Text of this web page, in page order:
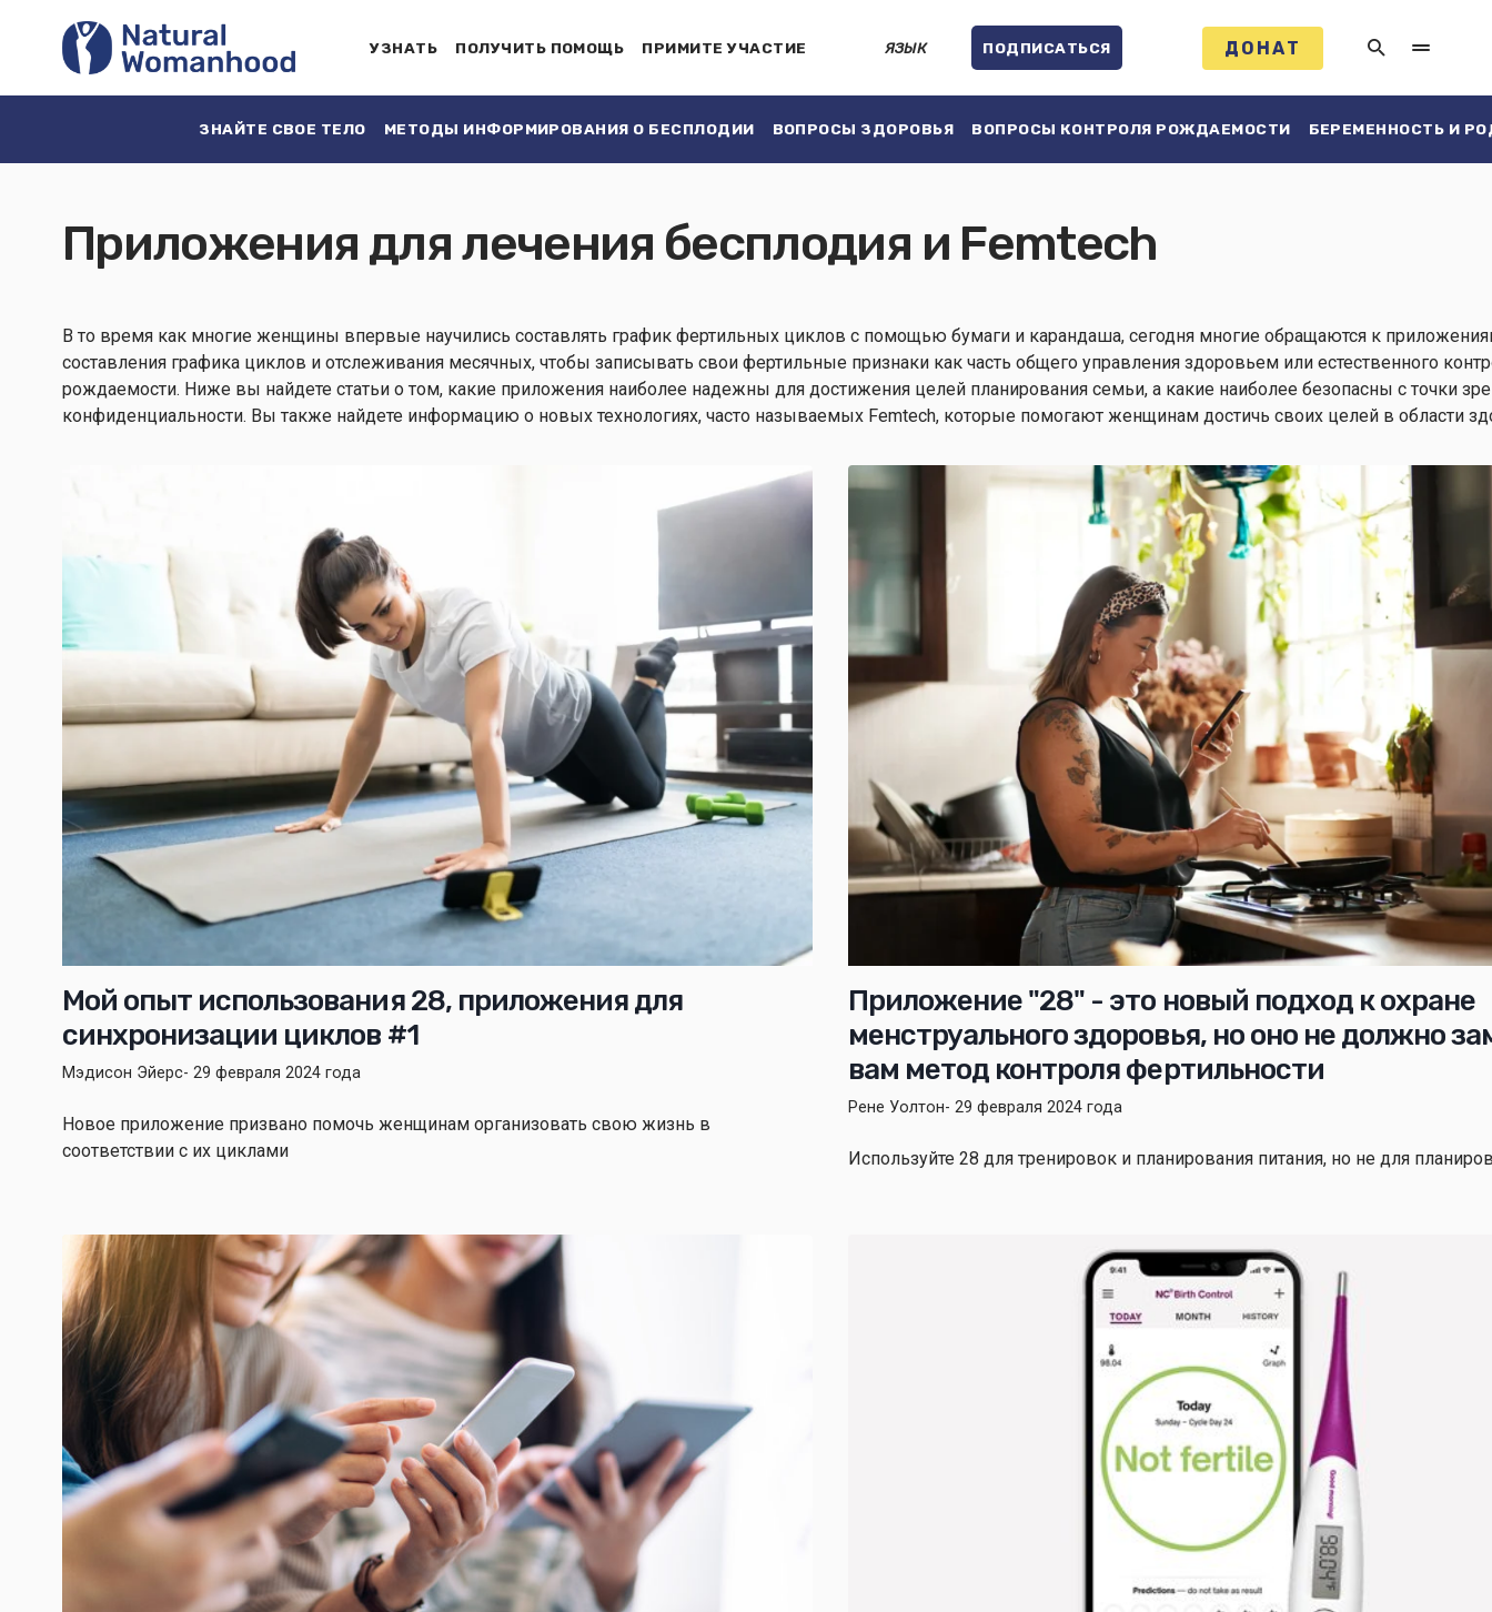
УЗНАТЬ ПОЛУЧИТЬ ПОМОЩЬ ПРИМИТЕ УЧАСТИЕ ЯЗЫК ПОДПИСАТЬСЯ ДОНАТ
ЗНАЙТЕ СВОЕ ТЕЛО МЕТОДЫ ИНФОРМИРОВАНИЯ О БЕСПЛОДИИ ВОПРОСЫ ЗДОРОВЬЯ ВОПРОСЫ КОНТРОЛЯ РОЖДАЕМОСТИ БЕРЕМЕННОСТЬ И
Приложения для лечения бесплодия и Femtech
В то время как многие женщины впервые научились составлять график фертильных циклов с помощью бумаги и карандаша, сегодня многие обращаются к
составления графика циклов и отслеживания месячных, чтобы записывать свои фертильные признаки как часть общего управления здоровьем или естественного
рождаемости. Ниже вы найдете статьи о том, какие приложения наиболее надежны для достижения целей планирования семьи, а какие наиболее безопасны с точки
конфиденциальности. Вы также найдете информацию о новых технологиях, часто называемых Femtech, которые помогают женщинам достичь своих целей в области
Мой опыт использования 28, приложения для
синхронизации циклов #1
Мэдисон Эйерс- 29 февраля 2024 года
Новое приложение призвано помочь женщинам организовать свою жизнь в
соответствии с их циклами
Приложение "28" - это новый подход к охране
менструального здоровья, но оно не должно
вам метод контроля фертильности
Рене Уолтон- 29 февраля 2024 года
Используйте 28 для тренировок и планирования питания, но не для